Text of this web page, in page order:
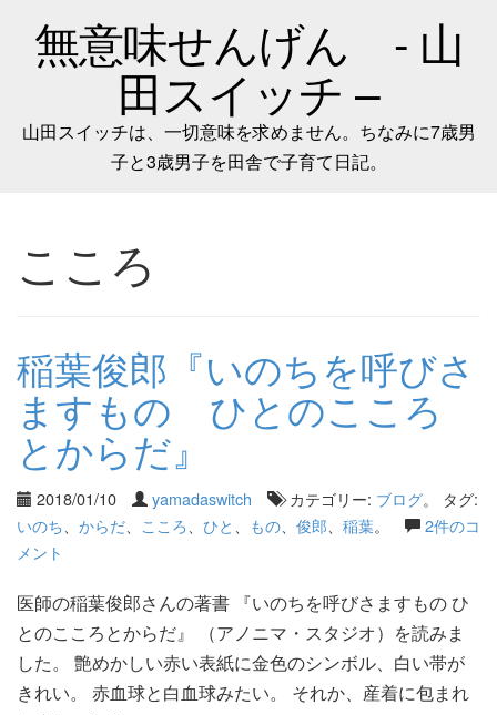
無意味せんげん - 山
田スイッチ –
山田スイッチは、一切意味を求めません。ちなみに7歳男
子と3歳男子を田舎で子育て日記。
こころ
稲葉俊郎『いのちを呼びさ
ますもの ひとのこころ
とからだ』
2018/01/10 yamadaswitch カテゴリー: ブログ。 タグ:
いのち
からだ こころ ひと もの 俊郎 稲葉。
2件のコ
メント
医師の稲葉俊郎さんの著書 『いのちを呼びさますもの ひ
とのこころとからだ』 （アノニマ・スタジオ）を読みま
した。 艶めかしい赤い表紙に金色のシンボル、白い帯が
きれい。 赤血球と白血球みたい。 それか、産着に包まれ